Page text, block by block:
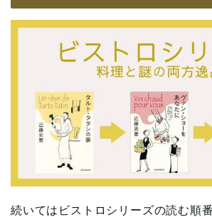
続いてはビストロシリーズの読む順